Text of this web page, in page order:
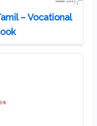
– Vocational